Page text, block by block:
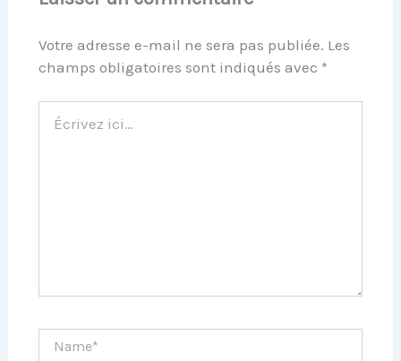
Votre adresse e-mail ne sera pas publiée. Les
champs obligatoires sont indiqués avec *
ici…